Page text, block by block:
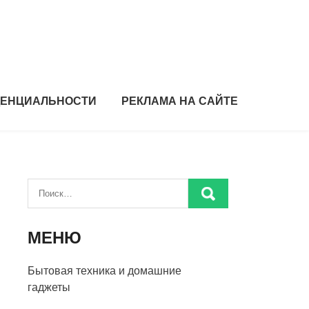
РЕКЛАМА НА САЙТЕ
МЕНЮ
Бытовая техника и домашние
гаджеты